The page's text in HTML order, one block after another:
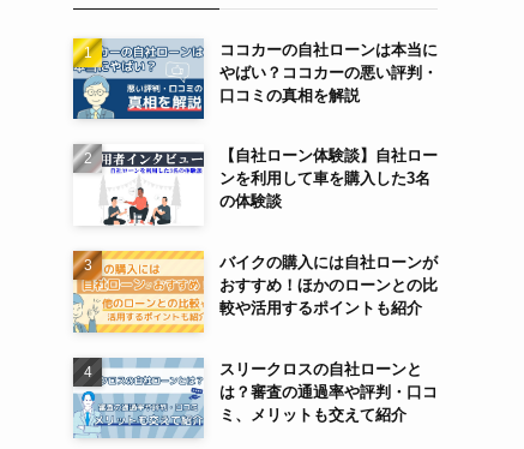
ココカーの自社ローンは本当に
やばい？ココカーの悪い評判・
口コミの真相を解説
【自社ローン体験談】自社ロー
ンを利用して車を購入した3名
の体験談
バイクの購入には自社ローンが
おすすめ！ほかのローンとの比
較や活用するポイントも紹介
スリークロスの自社ローンと
は？審査の通過率や評判・口コ
ミ、メリットも交えて紹介